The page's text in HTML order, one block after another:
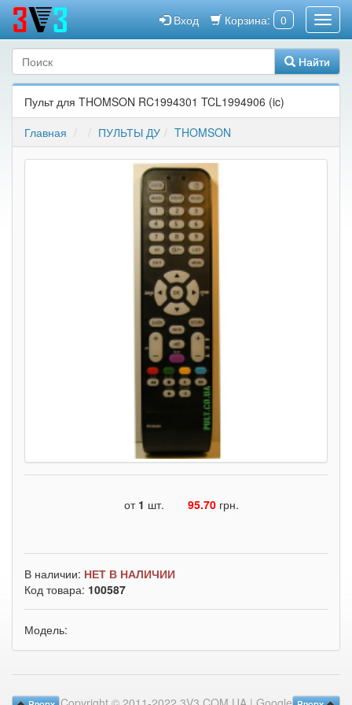
Корзина: 0
Вход
Найти
Пульт для THOMSON RC1994301 TCL1994906 (ic)
Главная
ПУЛЬТЫ ДУ THOMSON
от 1 шт. 95.70 грн.
В наличии: НЕТ В НАЛИЧИИ
Код товара: 100587
Модель: